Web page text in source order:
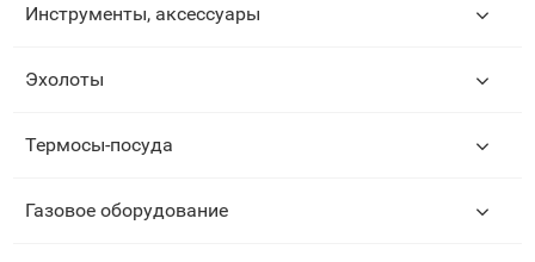
Инструменты, аксессуары
Эхолоты
Термосы-посуда
Газовое оборудование